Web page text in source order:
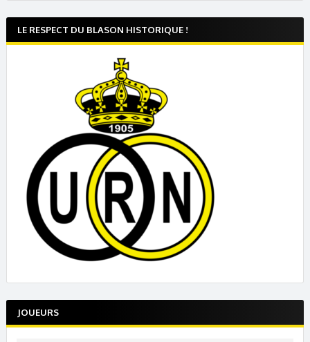
LE RESPECT DU BLASON HISTORIQUE !
JOUEURS